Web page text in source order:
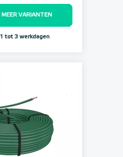
MEER VARIANTEN
1 tot 3 werkdagen